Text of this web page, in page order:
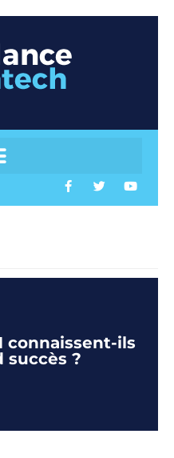
connaissent-ils
succès ?